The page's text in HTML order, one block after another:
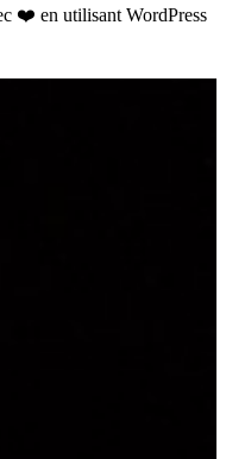
❤️ en utilisant WordPress